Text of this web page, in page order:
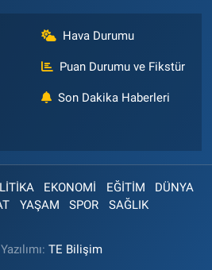
Hava Durumu
Puan Durumu ve Fikstür
Son Dakika Haberleri
EKONOMİ EĞİTİM
DÜNYA
YAŞAM SPOR SAĞLIK
TE Bilişim